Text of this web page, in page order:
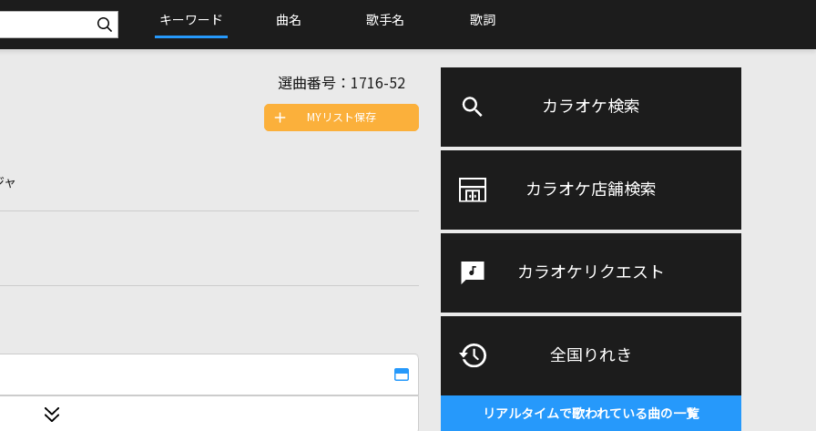
キーワード 曲名 歌手名 歌詞
カラオケ検索
カラオケ店舗検索
カラオケリクエスト
全国りれき
リアルタイムで歌われている曲の一覧
選曲番号： 1716-52
MYリスト保存